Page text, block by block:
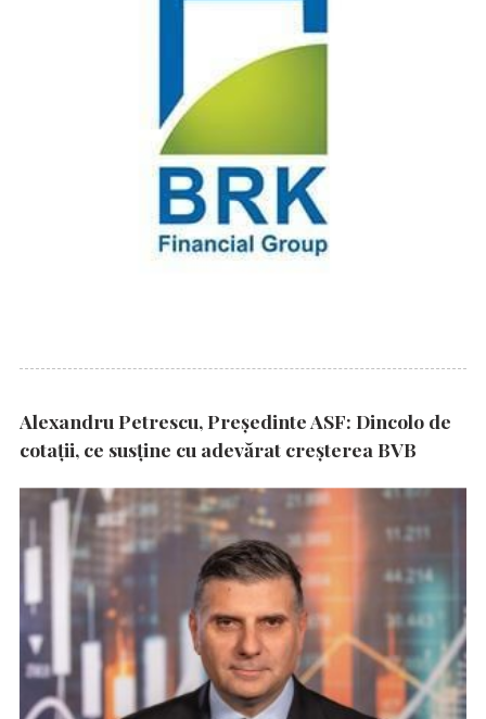
Alexandru Petrescu, Președinte ASF: Dincolo de
cotații, ce susține cu adevărat creșterea BVB